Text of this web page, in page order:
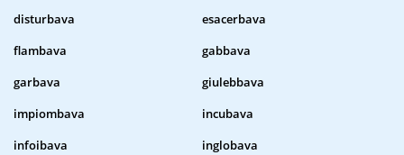
disturbava
esacerbava
flambava
gabbava
garbava
giulebbava
impiombava
incubava
infoibava
inglobava